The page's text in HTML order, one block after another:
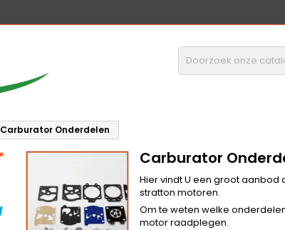
Carburator Onderdelen
Carburator
Hier vindt U een groot
stratton motoren.
Om te weten welke
motor raadplegen.